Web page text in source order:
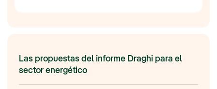
Las propuestas del informe Draghi para el
sector energético